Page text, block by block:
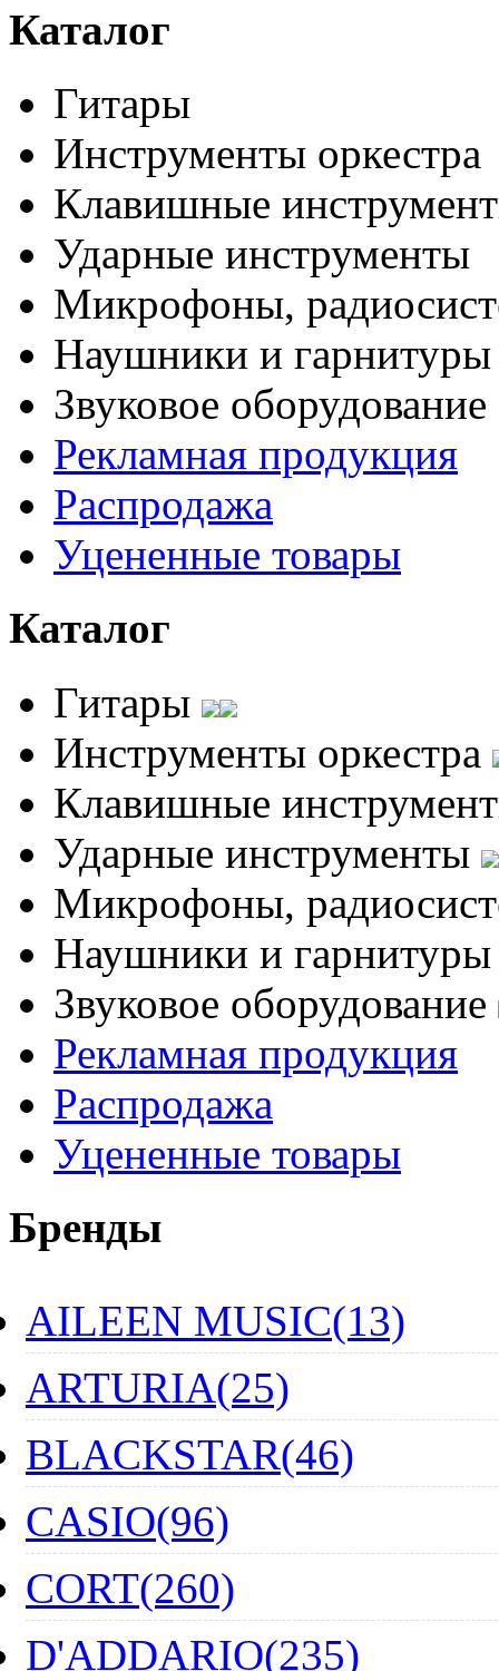
Каталог
Гитары
Инструменты оркестра
Клавишные
Ударные инструменты
Микрофоны,
Наушники и гарнитуры
Звуковое оборудование
Рекламная продукция
Распродажа
Уцененные товары
Каталог
Гитары
Инструменты оркестра
Клавишные
Ударные инструменты
Микрофоны,
Наушники и
Звуковое оборудование
Рекламная продукция
Распродажа
Уцененные товары
Бренды
AILEEN MUSIC(13)
ARTURIA(25)
BLACKSTAR(46)
CASIO(96)
CORT(260)
D'ADDARIO(235)